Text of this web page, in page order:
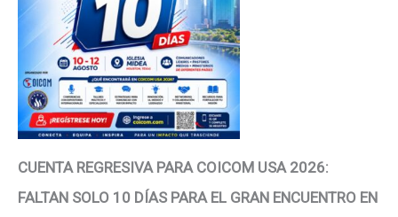
CUENTA REGRESIVA PARA COICOM USA 2026:
FALTAN SOLO 10 DÍAS PARA EL GRAN ENCUENTRO EN